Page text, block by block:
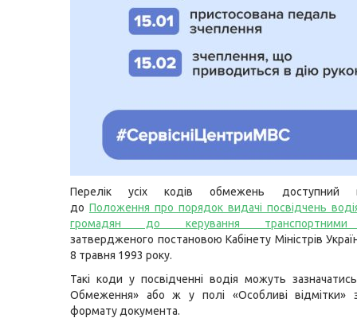
Перелік усіх кодів обмежень доступний
до Положення про порядок видачі посвідчень
громадян до керування транспортними
затвердженого постановою Кабінету Міністрів
8 травня 1993 року.
Такі коди у посвідченні водія можуть
Обмеження» або ж у полі «Особливі відмітки»
формату документа.